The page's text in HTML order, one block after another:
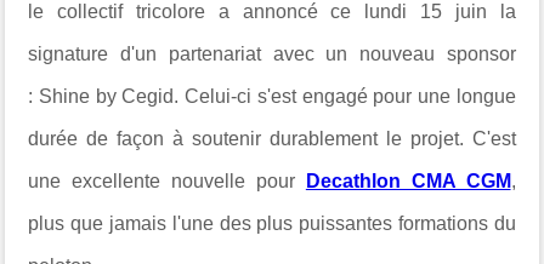
le collectif tricolore a annoncé ce lundi 15 juin la
signature d'un partenariat avec un nouveau sponsor
: Shine by Cegid. Celui-ci s'est engagé pour une longue
durée de façon à soutenir durablement le projet. C'est
une excellente nouvelle pour Decathlon CMA CGM,
plus que jamais l'une des plus puissantes formations du